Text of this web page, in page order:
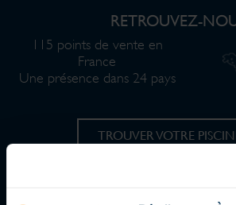
RETROUVEZ-
115 points de vente en
France
Une présence dans 24 pays
TROUVER VOTRE
REJOIGNEZ UN RÉSEAU